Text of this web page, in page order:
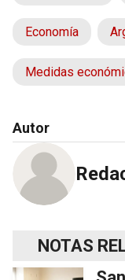
Economía
Medidas
Autor
NOTAS